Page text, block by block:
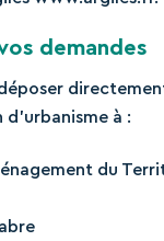
demandes
à :
du